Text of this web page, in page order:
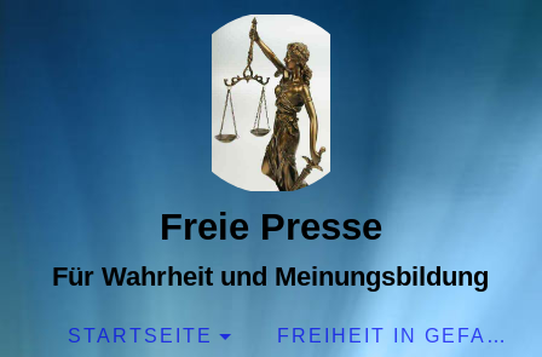
Freie Presse
Für Wahrheit und Meinungsbildung
STARTSEITE
FREIHEIT IN GEFAHR